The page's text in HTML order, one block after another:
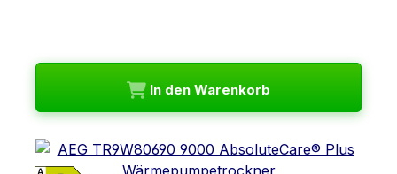
In den Warenkorb